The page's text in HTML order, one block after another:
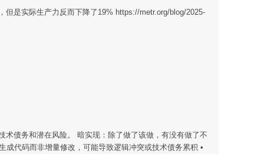
是实际生产力反而下降了19% https://metr.org/blog/2025-
债务和潜在风险。 暗实现：除了做了该做，有没有做了不
代码而非增量修改，可能导致逻辑冲突或技术债务累积 •